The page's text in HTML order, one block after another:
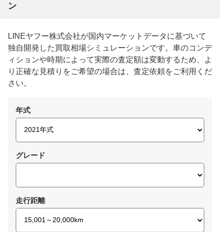
ン
LINEヤフー株式会社が国内マーケットデータに基づいて
独自開発した買取相場シミュレーションです。車のコンデ
ィションや時期によって実際の査定額は変動するため、よ
り正確な見積りをご希望の場合は、査定依頼をご利用くだ
さい。
年式
グレード
走行距離